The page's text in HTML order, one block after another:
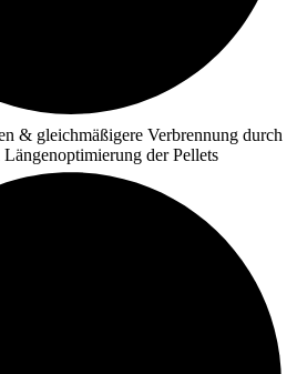
& gleichmäßigere Verbrennung durch
Längenoptimierung der Pellets